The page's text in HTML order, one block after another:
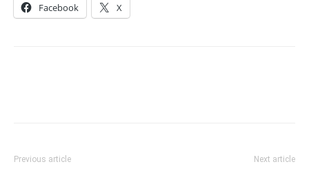
Facebook X
Previous article Next article